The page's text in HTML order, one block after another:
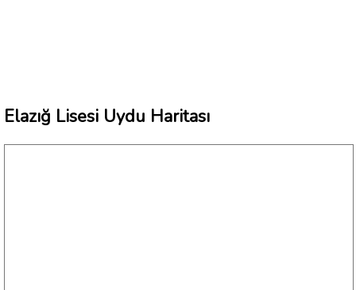
Elazığ Lisesi Uydu Haritası